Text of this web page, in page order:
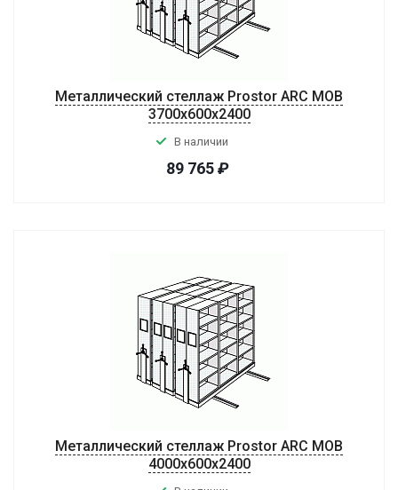
Металлический стеллаж Prostor ARC MOB
3700x600x2400
В наличии
89 765₽
Металлический стеллаж Prostor ARC MOB
4000x600x2400